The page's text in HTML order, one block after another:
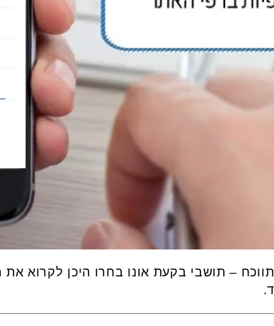
– תושבי בקעת אונו בחרו היכן לקרוא